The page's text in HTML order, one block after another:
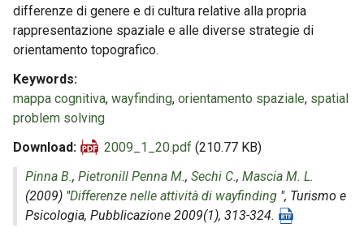
differenze di genere e di cultura relative alla propria
rappresentazione spaziale e alle diverse strategie di
orientamento topografico.
Keywords
mappa cognitiva, wayfinding, orientamento spaziale, spatial
problem solving
Download
2009_1_20.pdf (210.77 KB)
Pinna B., Pietronill Penna M., Sechi C., Mascia M. L.
(2009) "Differenze nelle attività di wayfinding ", Turismo e
Psicologia, Pubblicazione 2009(1), 313-324.